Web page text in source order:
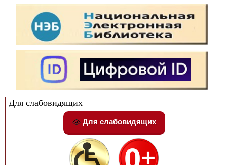
Для слабовидящих
Для слабовидящих